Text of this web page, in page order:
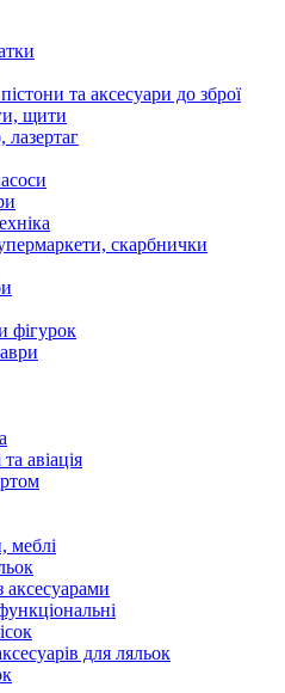
та аксесуари до зброї
щити
лазертаг
скарбнички
фігурок
авіація
меблі
аксесуарами
для ляльок